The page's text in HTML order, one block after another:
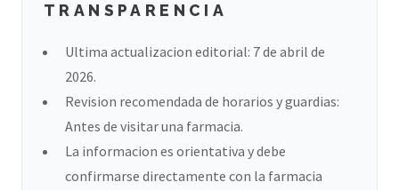
TRANSPARENCIA
Ultima actualizacion editorial: 7 de abril de
2026.
Revision recomendada de horarios y guardias:
Antes de visitar una farmacia.
La informacion es orientativa y debe
confirmarse directamente con la farmacia